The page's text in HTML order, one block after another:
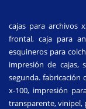
cajas para archivos
frontal, caja para
esquineros para
impresión de cajas,
segunda. fabricación
x-100, impresión
transparente, vinipel,